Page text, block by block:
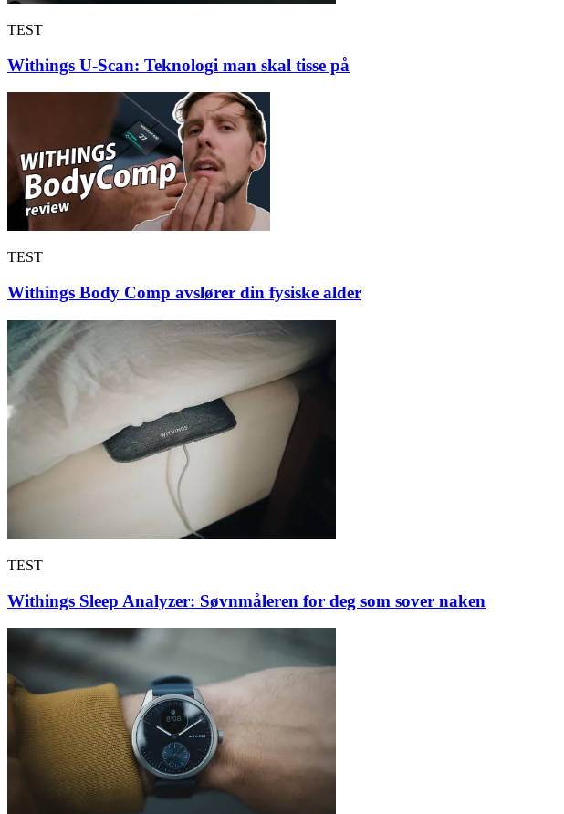
TEST
Withings U-Scan: Teknologi man skal tisse på
TEST
Withings Body Comp avslører din fysiske alder
TEST
Withings Sleep Analyzer: Søvnmåleren for deg som sover naken